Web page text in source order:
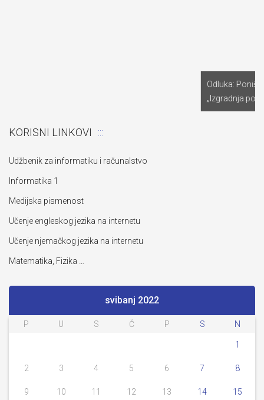
KORISNI LINKOVI
Udžbenik za informatiku i računalstvo
Informatika 1
Medijska pismenost
Učenje engleskog jezika na internetu
Učenje njemačkog jezika na internetu
Matematika, Fizika …
svibanj 2022
P U S Č P S N
1
2 3 4 5 6 7 8
9 10 11 12 13 14 15